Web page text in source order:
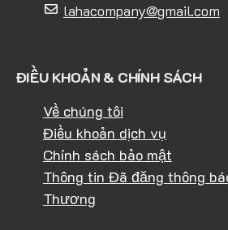
lahacompany@gmail.com
ĐIỀU KHOẢN & CHÍNH SÁCH
Về chúng tôi
Điều khoản dịch vụ
Chính sách bảo mật
Thông tin Đã đăng thông
Thương